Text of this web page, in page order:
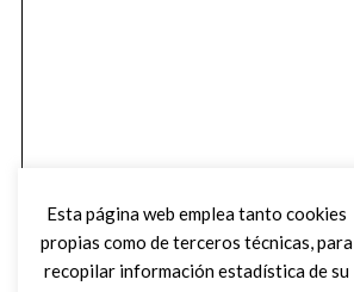
Esta página web emplea tanto cookies
propias como de terceros técnicas, para
recopilar información estadística de su